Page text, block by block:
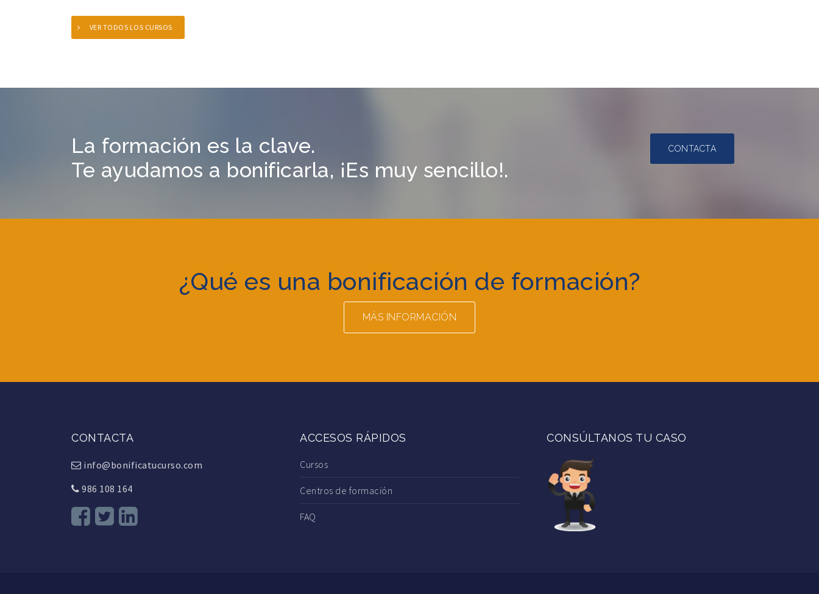
VER TODOS LOS CURSOS
La formación es la clave.
Te ayudamos a bonificarla, ¡Es muy sencillo!.
CONTACTA
¿Qué es una bonificación de formación?
MÁS INFORMACIÓN
CONTACTA
info@bonificatucurso.com
986 108 164
ACCESOS RÁPIDOS
Cursos
Centros de formación
FAQ
CONSÚLTANOS TU CASO